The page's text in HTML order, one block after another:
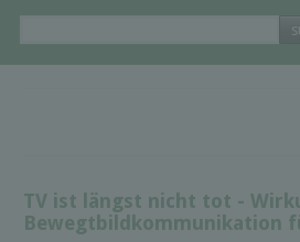
TV ist längst nicht tot -
Bewegtbildkommunikation